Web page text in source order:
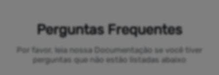
Perguntas Frequentes
Por favor, leia nossa Documentação se você tiver
perguntas que não estão listadas abaixo